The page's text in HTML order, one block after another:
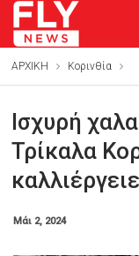
ΑΡΧΙΚΗ Κορινθία
Ισχυρή
Τρίκαλα
Μάι 2, 2024